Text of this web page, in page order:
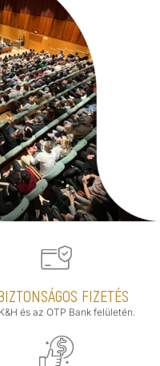
FIZETÉS
és az OTP Bank felületén.